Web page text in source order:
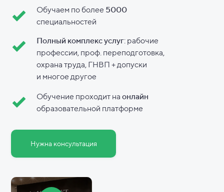
Нужна консультация
Обучаем по более 5000
специальностей
Обучение проходит наонлайн
образовательной платформе
Полный комплекс услуг: рабочие
профессии, проф. переподготовка,
охрана труда, ГНВП + допуски
и многое другое